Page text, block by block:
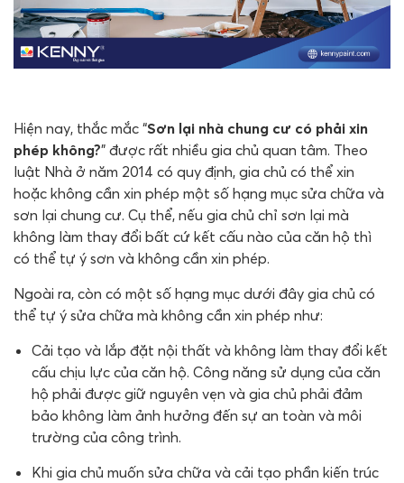
Hiện nay, thắc mắc “Sơn lại nhà chung cư có phải xin
phép không?” được rất nhiều gia chủ quan tâm. Theo
luật Nhà ở năm 2014 có quy định, gia chủ có thể xin
hoặc không cần xin phép một số hạng mục sửa chữa và
sơn lại chung cư. Cụ thể, nếu gia chủ chỉ sơn lại mà
không làm thay đổi bất cứ kết cấu nào của căn hộ thì
có thể tự ý sơn và không cần xin phép.
Ngoài ra, còn có một số hạng mục dưới đây gia chủ có
thể tự ý sửa chữa mà không cần xin phép như:
Cải tạo và lắp đặt nội thất và không làm thay đổi kết
cấu chịu lực của căn hộ. Công năng sử dụng của căn
hộ phải được giữ nguyên vẹn và gia chủ phải đảm
bảo không làm ảnh hưởng đến sự an toàn và môi
trường của công trình.
Khi gia chủ muốn sửa chữa và cải tạo phần kiến trúc